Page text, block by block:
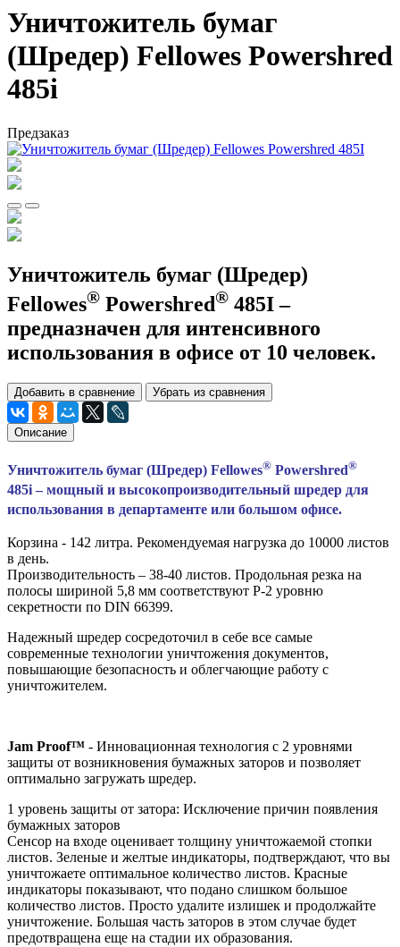
Уничтожитель бумаг
(Шредер) Fellowes Powershred
485i
Предзаказ
Уничтожитель бумаг (Шредер)
Fellowes® Powershred® 485I–
предназначен для интенсивного
использования в офисе от 10 человек.
Добавить в сравнение Убрать из сравнения
Описание
Уничтожитель бумаг (Шредер) Fellowes® Powershred®
485i – мощный и высокопроизводительный шредер для
использования в департаменте или большом офисе.
Корзина - 142 литра. Рекомендуемая нагрузка до 10000 листов
в день.
Производительность – 38-40 листов. Продольная резка на
полосы шириной 5,8 мм соответствуют P-2 уровню
секретности по DIN 66399.
Надежный шредер сосредоточил в себе все самые
современные технологии уничтожения документов,
повышающие безопасность и облегчающие работу с
уничтожителем.
Jam Proof™ - Инновационная технология с 2 уровнями
защиты от возникновения бумажных заторов и позволяет
оптимально загружать шредер.
1 уровень защиты от затора: Исключение причин появления
бумажных заторов
Cенсор на входе оценивает толщину уничтожаемой стопки
листов. Зеленые и желтые индикаторы, подтверждают, что вы
уничтожаете оптимальное количество листов. Красные
индикаторы показывают, что подано слишком большое
количество листов. Просто удалите излишек и продолжайте
уничтожение. Большая часть заторов в этом случае будет
предотвращена еще на стадии их образования.